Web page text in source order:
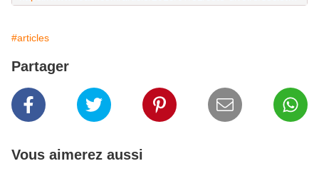
#articles
Partager
Vous aimerez aussi